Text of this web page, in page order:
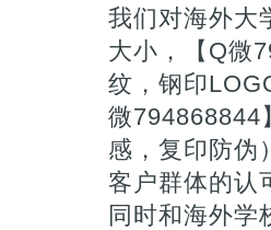
我们对海外大
大小，【Q微
纹，钢印
微794868844
感，复印防伪
客户群体的认
同时和海外学